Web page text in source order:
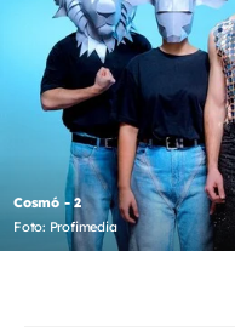
Cosmó - 2
Foto: Profimedia